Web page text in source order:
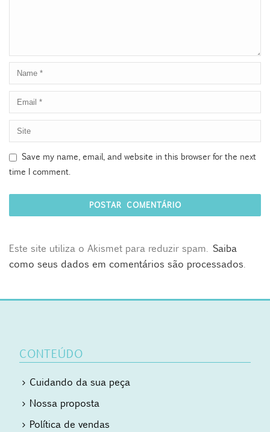
Save my name, email, and website in this browser for the next
time I comment.
Este site utiliza o Akismet para reduzir spam. Saiba
como seus dados em comentários são processados.
CONTEÚDO
Cuidando da sua peça
Nossa proposta
Política de vendas